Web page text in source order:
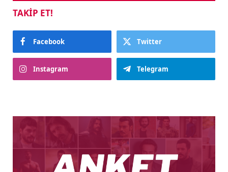
TAKIP ET!
Facebook Twitter
Instagram Telegram